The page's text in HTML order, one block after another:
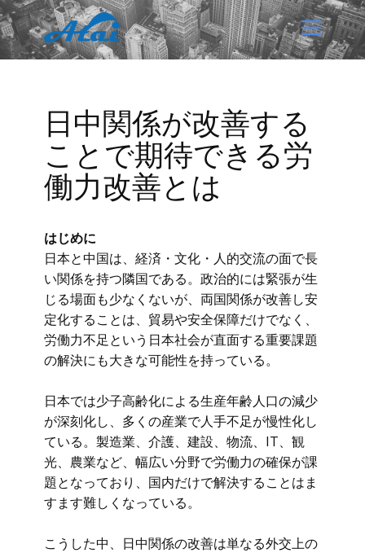
日中関係が改善する
ことで期待できる労
働力改善とは
はじめに
日本と中国は、経済・文化・人的交流の面で長
い関係を持つ隣国である。政治的には緊張が生
じる場面も少なくないが、両国関係が改善し安
定化することは、貿易や安全保障だけでなく、
労働力不足という日本社会が直面する重要課題
の解決にも大きな可能性を持っている。
日本では少子高齢化による生産年齢人口の減少
が深刻化し、多くの産業で人手不足が慢性化し
ている。製造業、介護、建設、物流、IT、観
光、農業など、幅広い分野で労働力の確保が課
題となっており、国内だけで解決することはま
すます難しくなっている。
こうした中、日中関係の改善は単なる外交上の